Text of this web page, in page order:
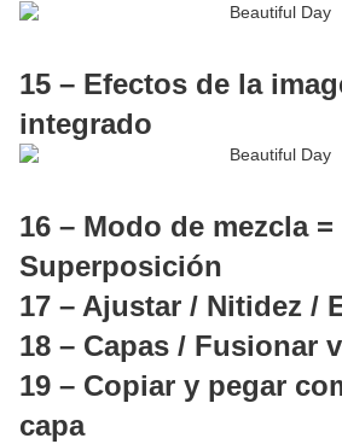
15 – Efectos de la
integrado
16 – Modo de mezcla =
Superposición
17 – Ajustar / Nitidez /
18 – Capas / Fusionar
19 – Copiar y pegar
capa